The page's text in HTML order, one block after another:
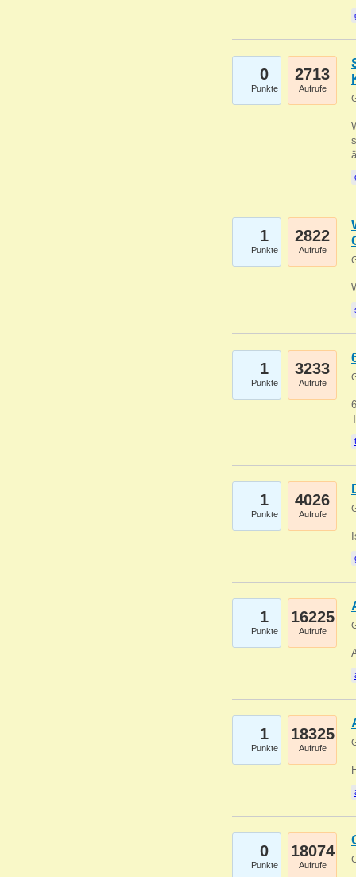
0
Punkte
2713
Aufrufe
1
Punkte
2822
Aufrufe
1
Punkte
3233
Aufrufe
1
Punkte
4026
Aufrufe
1
Punkte
16225
Aufrufe
1
Punkte
18325
Aufrufe
0
Punkte
18074
Aufrufe